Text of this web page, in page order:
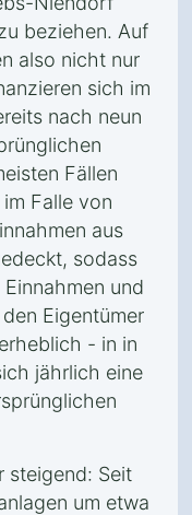
beziehen. Auf
also nicht nur
sich im
nach neun
Fällen
Falle von
aus
sodass
und
Eigentümer
- in in
jährlich eine
steigend: Seit
um etwa